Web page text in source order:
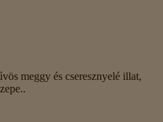
meggy és cseresznyelé illat,